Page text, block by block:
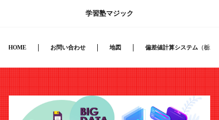
学習塾マジック
HOME お問い合わせ 地図 偏差値計算システム（栃